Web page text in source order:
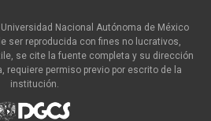
Nacional Autónoma de México
ser reproducida con fines no lucrativos,
se cite la fuente completa y su dirección
requiere permiso previo por escrito de la
institución.